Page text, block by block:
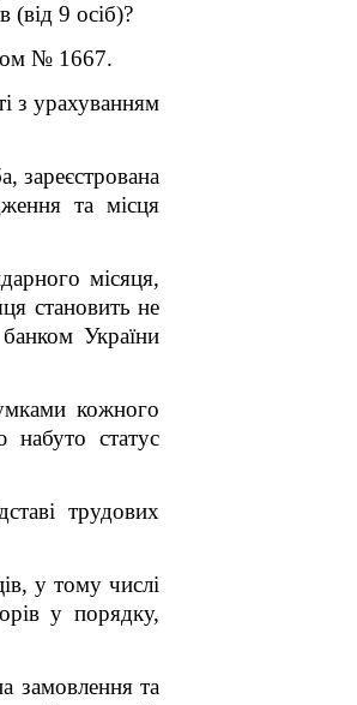
(від 9 осіб)?
№ 1667.
з урахуванням
зареєстрована
та місця
місяця,
становить не
України
кожного
статус
трудових
у тому числі
у порядку,
замовлення та